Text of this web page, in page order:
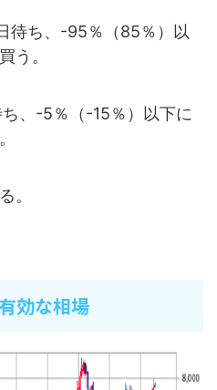
待ち、-95％（85％）以
う。
、-5％（-15％）以下に
。
効な相場